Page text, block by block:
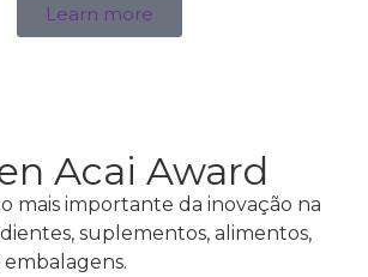
Learn more
Acai Award
mais importante da inovação na
suplementos, alimentos,
embalagens.